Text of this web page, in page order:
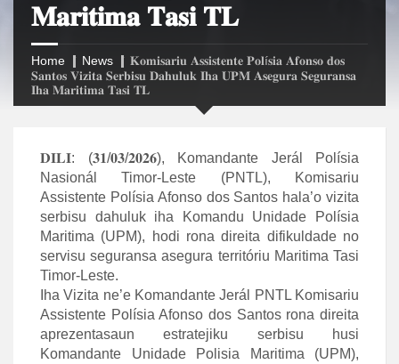
𝐌𝐚𝐫𝐢𝐭𝐢𝐦𝐚 𝐓𝐚𝐬𝐢 𝐓𝐋
Home News
𝐊𝐨𝐦𝐢𝐬𝐚𝐫𝐢𝐮 𝐀𝐬𝐬𝐢𝐬𝐭𝐞𝐧𝐭𝐞 𝐏𝐨𝐥í𝐬𝐢𝐚 𝐀𝐟𝐨𝐧𝐬𝐨 𝐝𝐨𝐬
𝐒𝐚𝐧𝐭𝐨𝐬 𝐕𝐢𝐳𝐢𝐭𝐚 𝐒𝐞𝐫𝐛𝐢𝐬𝐮 𝐃𝐚𝐡𝐮𝐥𝐮𝐤 𝐈𝐡𝐚 𝐔𝐏𝐌 𝐀𝐬𝐞𝐠𝐮𝐫𝐚 𝐒𝐞𝐠𝐮𝐫𝐚𝐧𝐬𝐚
𝐈𝐡𝐚 𝐌𝐚𝐫𝐢𝐭𝐢𝐦𝐚 𝐓𝐚𝐬𝐢 𝐓𝐋
𝐃𝐈𝐋𝐈: (𝟑𝟏/𝟎𝟑/𝟐𝟎𝟐𝟔), Komandante Jerál Polísia
Nasionál Timor-Leste (PNTL), Komisariu
Assistente Polísia Afonso dos Santos hala’o vizita
serbisu dahuluk iha Komandu Unidade Polísia
Maritima (UPM), hodi rona direita difikuldade no
servisu seguransa asegura territóriu Maritima Tasi
Timor-Leste.
Iha Vizita ne’e Komandante Jerál PNTL Komisariu
Assistente Polísia Afonso dos Santos rona direita
aprezentasaun estratejiku serbisu husi
Komandante Unidade Polisia Maritima (UPM),